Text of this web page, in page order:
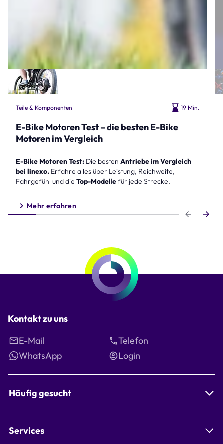
Teile & Komponenten 19 Min.
E-Bike Motoren Test – die besten E-Bike
Motoren im Vergleich
E-Bike Motoren Test: Die besten Antriebe im Vergleich
bei linexo. Erfahre alles über Leistung, Reichweite,
Fahrgefühl und die Top-Modellefür jede Strecke.
Mehr erfahren
Kontakt zu uns
E-Mail
Telefon
WhatsApp
Login
Häufig gesucht
Services